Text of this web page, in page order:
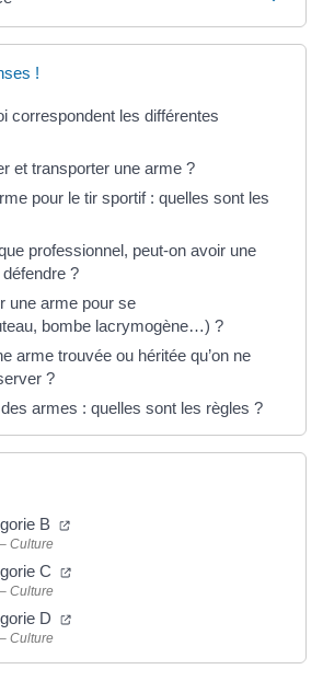
!
correspondent les différentes
et transporter une arme ?
pour le tir sportif : quelles sont les
professionnel, peut-on avoir une
?
une arme pour se
bombe lacrymogène…) ?
arme trouvée ou héritée qu’on ne
?
armes : quelles sont les règles ?
B
Culture
C
Culture
D
Culture